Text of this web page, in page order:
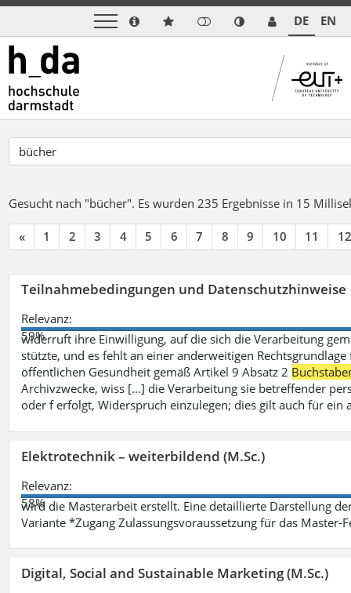
DE EN
Gesucht nach "bücher". Es wurden 235 Ergebnisse in 15
« 1 2 3 4 5 6 7 8 9 10 11 12
Teilnahmebedingungen und Datenschutzhinweise
Relevanz:
59%
widerruft ihre Einwilligung, auf die sich die Verarbeitung
stützte, und es fehlt an einer anderweitigen
öffentlichen Gesundheit gemäß Artikel 9 Absatz 2
Archivzwecke, wiss [...] die Verarbeitung sie betreffender
oder f erfolgt, Widerspruch einzulegen; dies gilt auch für ein
Elektrotechnik – weiterbildend (M.Sc.)
Relevanz:
58%
wird die Masterarbeit erstellt. Eine detaillierte Darstellung
Variante *Zugang Zulassungsvoraussetzung für das Master-
Digital, Social and Sustainable Marketing (M.Sc.)